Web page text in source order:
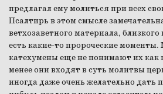
предлагал ему молиться при всех
Псалтирь в этом смысле
ветхозаветного материала,
есть какие-то пророческие
катехумены еще не понимают их как
менее они входят в суть молитвы
иногда даже очень желательно дать